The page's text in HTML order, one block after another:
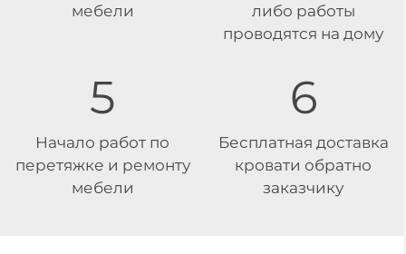
мебели
либо работы
проводятся на дому
5
Начало работ по
перетяжке и ремонту
мебели
6
Бесплатная доставка
кровати обратно
заказчику